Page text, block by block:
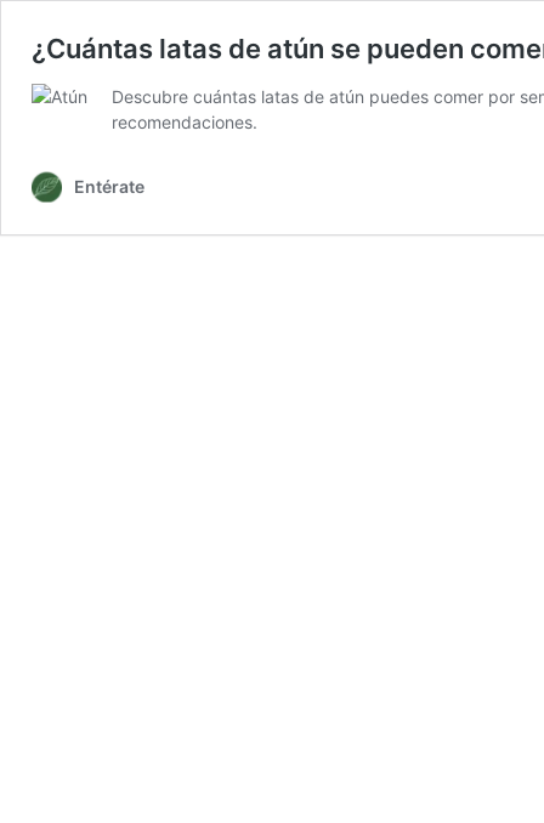
¿Cuántas latas de atún se pueden
Descubre cuántas latas de atún puedes comer por
recomendaciones.
Entérate